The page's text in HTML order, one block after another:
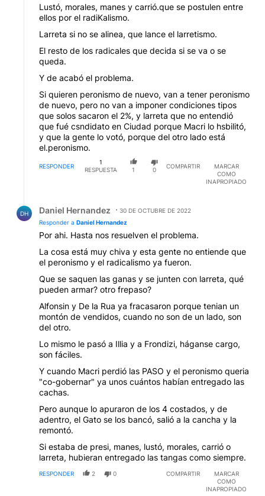
Lustó, morales, manes y carrió.que se postulen entre
ellos por el radiKalismo.
Larreta si no se alinea, que lance el larretismo.
El resto de los radicales que decida si se va o se
queda.
Y de acabó el problema.
Si quieren peronismo de nuevo, van a tener peronismo
de nuevo, pero no van a imponer condiciones tipos
que solos sacaron el 2%, y larreta que no entendió
que fué csndidato en Ciudad porque Macri lo hsbilitó,
y que la gente lo votó, porque del otro lado está
el.peronismo.
RESPONDER
1
RESPUESTA
1 0
COMPARTIR
MARCAR
COMO
INAPROPIADO
DH Daniel Hernandez
30 DE OCTUBRE DE 2022
Responder a Daniel Hernandez
Por ahi. Hasta nos resuelven el problema.
La cosa está muy chiva y esta gente no entiende que
el peronismo y el radicalismo ya fueron.
Que se saquen las ganas y se junten con larreta, qué
pueden armar? otro frepaso?
Alfonsin y De la Rua ya fracasaron porque tenian un
montón de vendidos, cuando no son de un lado, son
del otro.
Lo mismo le pasó a Illia y a Frondizi, háganse cargo,
son fáciles.
Y cuando Macri perdió las PASO y el peronismo queria
"co-gobernar" ya unos cuántos habían entregado las
cachas.
Pero aunque lo apuraron de los 4 costados, y de
adentro, el Gato se los bancó, salió a la cancha y la
remontó.
Si estaba de presi, manes, lustó, morales, carrió o
larreta, hubieran entregado las tangas como siempre.
RESPONDER 2 0 COMPARTIR
MARCAR
COMO
INAPROPIADO